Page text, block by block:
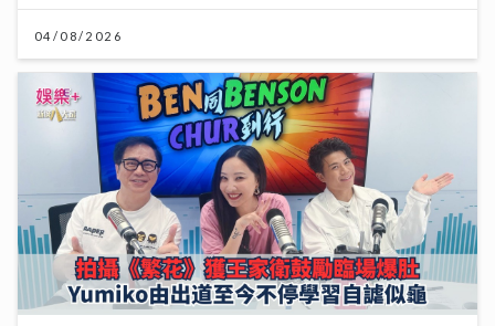
04/08/2026